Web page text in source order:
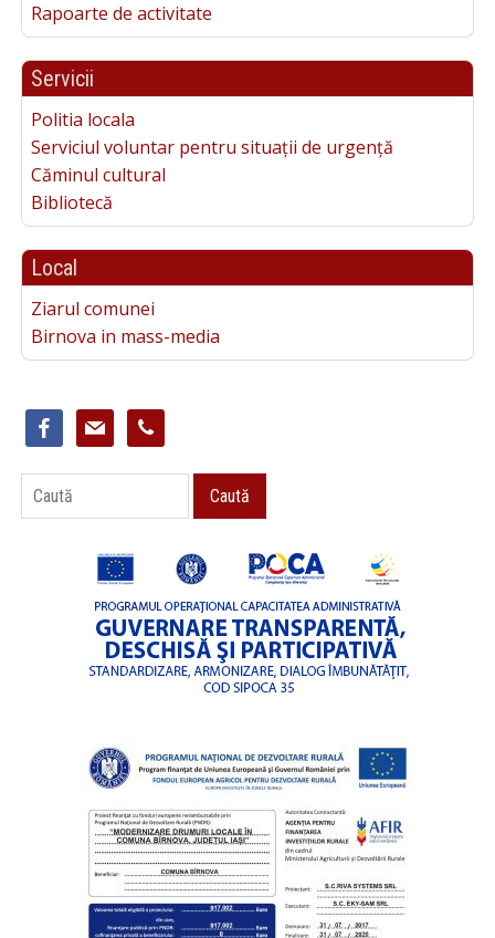
Rapoarte de activitate
Servicii
Politia locala
Serviciul voluntar pentru situații de urgență
Căminul cultural
Bibliotecă
Local
Ziarul comunei
Birnova in mass-media
facebookmail phone
Caută Caută